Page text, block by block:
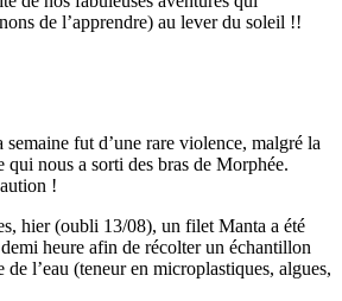
de l’apprendre) au lever du soleil !!
fut d’une rare violence, malgré la
qui nous a sorti des bras de Morphée.
!
hier (oubli 13/08), un filet Manta a été
heure afin de récolter un échantillon
de l’eau (teneur en microplastiques, algues,